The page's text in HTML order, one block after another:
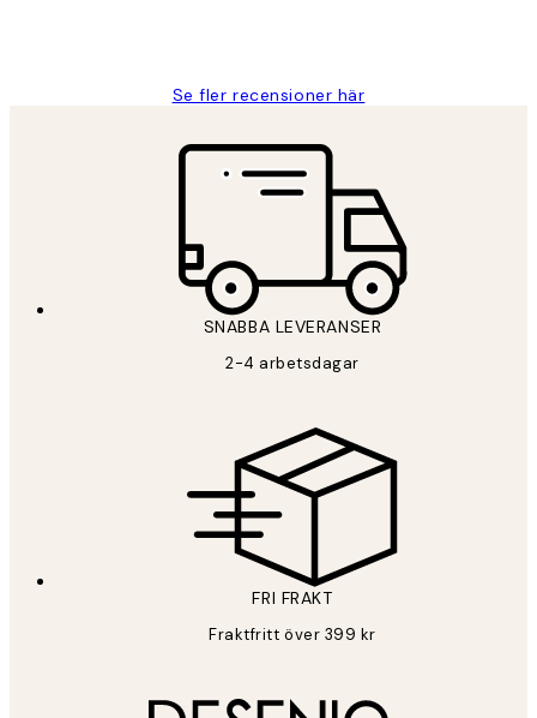
Se fler recensioner här
SNABBA LEVERANSER
2-4 arbetsdagar
FRI FRAKT
Fraktfritt över 399 kr